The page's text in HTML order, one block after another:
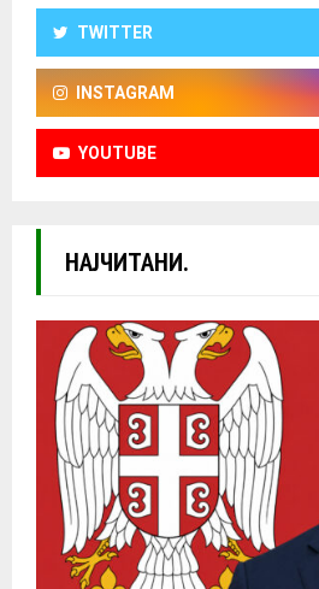
TWITTER
INSTAGRAM
YOUTUBE
НАЈЧИТАНИ.